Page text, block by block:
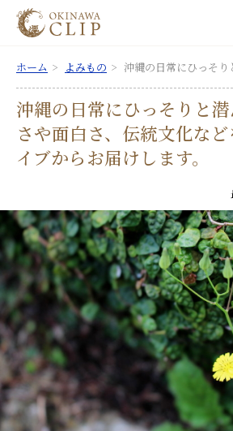
ホーム よみもの 沖縄の日常にひっそ
沖縄の日常にひっそりと
さや面白さ、伝統文化な
イブからお届けします。